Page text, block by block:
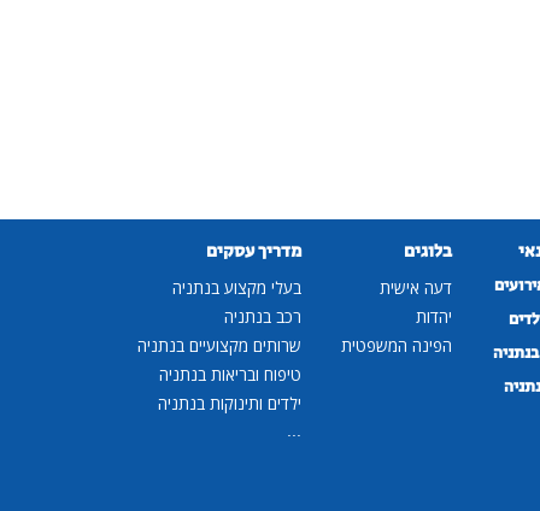
בלוגים
דעה אישית
יהדות
הפינה המשפטית
מדריך עסקים
בעלי מקצוע בנתניה
רכב בנתניה
שרותים מקצועיים בנתניה
טיפוח ובריאות בנתניה
ילדים ותינוקות בנתניה